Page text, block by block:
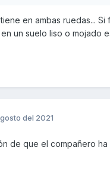
en ambas ruedas...
un suelo liso o mojado
del 2021
de que el compañero